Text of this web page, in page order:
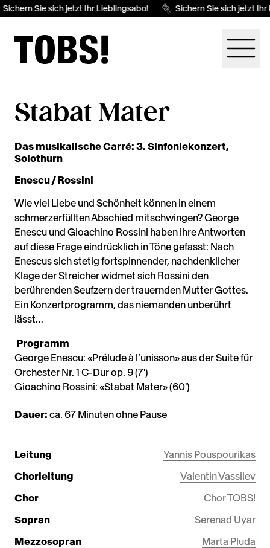
Sichern Sie sich jetzt Ihr Lieblingsabo! Sichern Sie sich jetzt Ihr
Stabat Mater
Das musikalische Carré: 3. Sinfoniekonzert,
Solothurn
Enescu / Rossini
Wie viel Liebe und Schönheit können in einem
schmerzerfüllten Abschied mitschwingen? George
Enescu und Gioachino Rossini haben ihre Antworten
auf diese Frage eindrücklich in Töne gefasst: Nach
Enescus sich stetig fortspinnender, nachdenklicher
Klage der Streicher widmet sich Rossini den
berührenden Seufzern der trauernden Mutter Gottes.
Ein Konzertprogramm, das niemanden unberührt
lässt…
Programm
George Enescu: «Prélude à l’unisson» aus der Suite für
Orchester Nr. 1 C-Dur op. 9 (7')
Gioachino Rossini: «Stabat Mater» (60')
Dauer: ca. 67 Minuten ohne Pause
Leitung
Yannis Pouspourikas
Chorleitung
Valentin Vassilev
Chor
Chor TOBS!
Sopran
Serenad Uyar
Mezzosopran
Marta Pluda